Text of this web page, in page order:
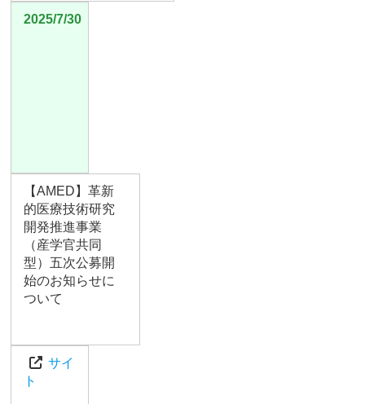
2025/7/30
【AMED】革新
的医療技術研究
開発推進事業
（産学官共同
型）五次公募開
始のお知らせに
ついて
サイ
ト